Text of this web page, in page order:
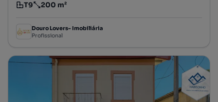
Tipologia
T9
Preço por metro quadrado
200 m²
Douro Lovers- Imobiliária
Profissional